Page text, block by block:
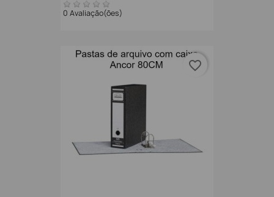
0 Avaliação(ões)
favorite_border